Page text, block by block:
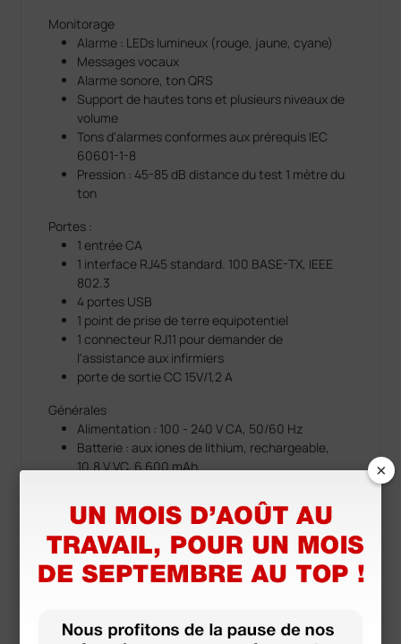
Monitorage
Alarme : LEDs lumineux (rouge, jaune, cyane)
Messages vocaux
Alarme sonore, ton QRS
Support de hautes tons et plusieurs niveaux de
volume
Tons d'alarmes conformes aux prérequis IEC
60601-1-8
Pression : 45-85 dB distance du test 1 mètre du
ton
Portes :
1 entrée CA
1 interface RJ45 standard. 100 BASE-TX, IEEE
802.3
4 portes USB
1 point de prise de terre equipotentiel
1 connecteur RJ11 pour demander de
l'assistance aux infirmiers
porte de sortie CC 15V/1,2 A
Générales
Alimentation : 100 - 240 V CA, 50/60 Hz
Batterie : aux iones de lithium, rechargeable,
10,8 V VC, 6 600 mAh
Temps de fonctionnement : environ 11 heures
(batterie neuve et complètement chargée, avec
SpO2, Temp et NIBP en mode AUTO (intervalle
de 15 minutes))
Indicateur de batterie déchargée et de recharge
Poids : 3600 g comprise l'imprimante
×